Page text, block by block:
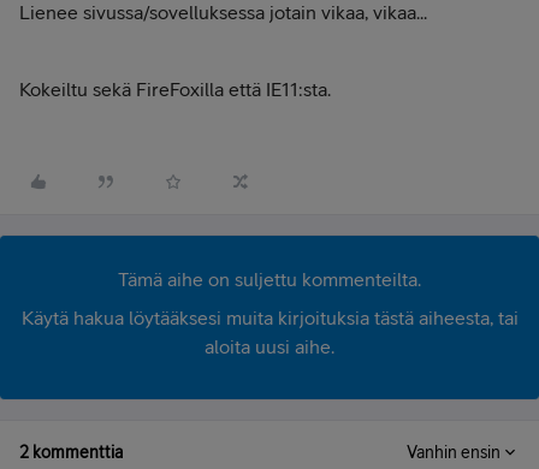
Lienee sivussa/sovelluksessa jotain vikaa, vikaa...
Kokeiltu sekä FireFoxilla että IE11:sta.
Tämä aihe on suljettu kommenteilta.
Käytä hakua löytääksesi muita kirjoituksia tästä aiheesta, tai
aloita uusi aihe.
2 kommenttia Vanhin ensin